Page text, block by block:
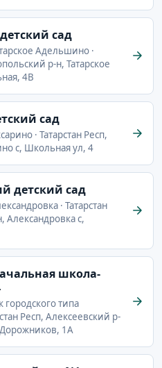
сад
Адельшино ·
р-н, Татарское
4В
сад
· Татарстан Респ,
с, Школьная ул, 4
детский сад
· Татарстан
Александровка с,
школа-
городского типа
Респ, Алексеевский р-
Дорожников, 1А